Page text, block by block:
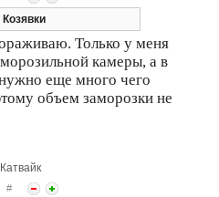
Только у меня
камеры, а в
еще много чего
объем заморозки не
Катвайк
#